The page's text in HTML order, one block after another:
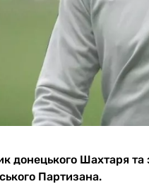
донецького Шахтаря та
Партизана.